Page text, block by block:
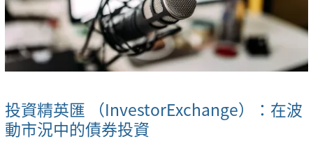
投資精英匯 （InvestorExchange）：在波
動市況中的債券投資